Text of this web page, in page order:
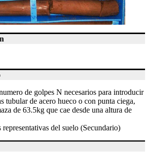
de golpes N necesarios para introducir
tubular de acero hueco o con punta ciega,
de 63.5kg que cae desde una altura de
representativas del suelo (Secundario)